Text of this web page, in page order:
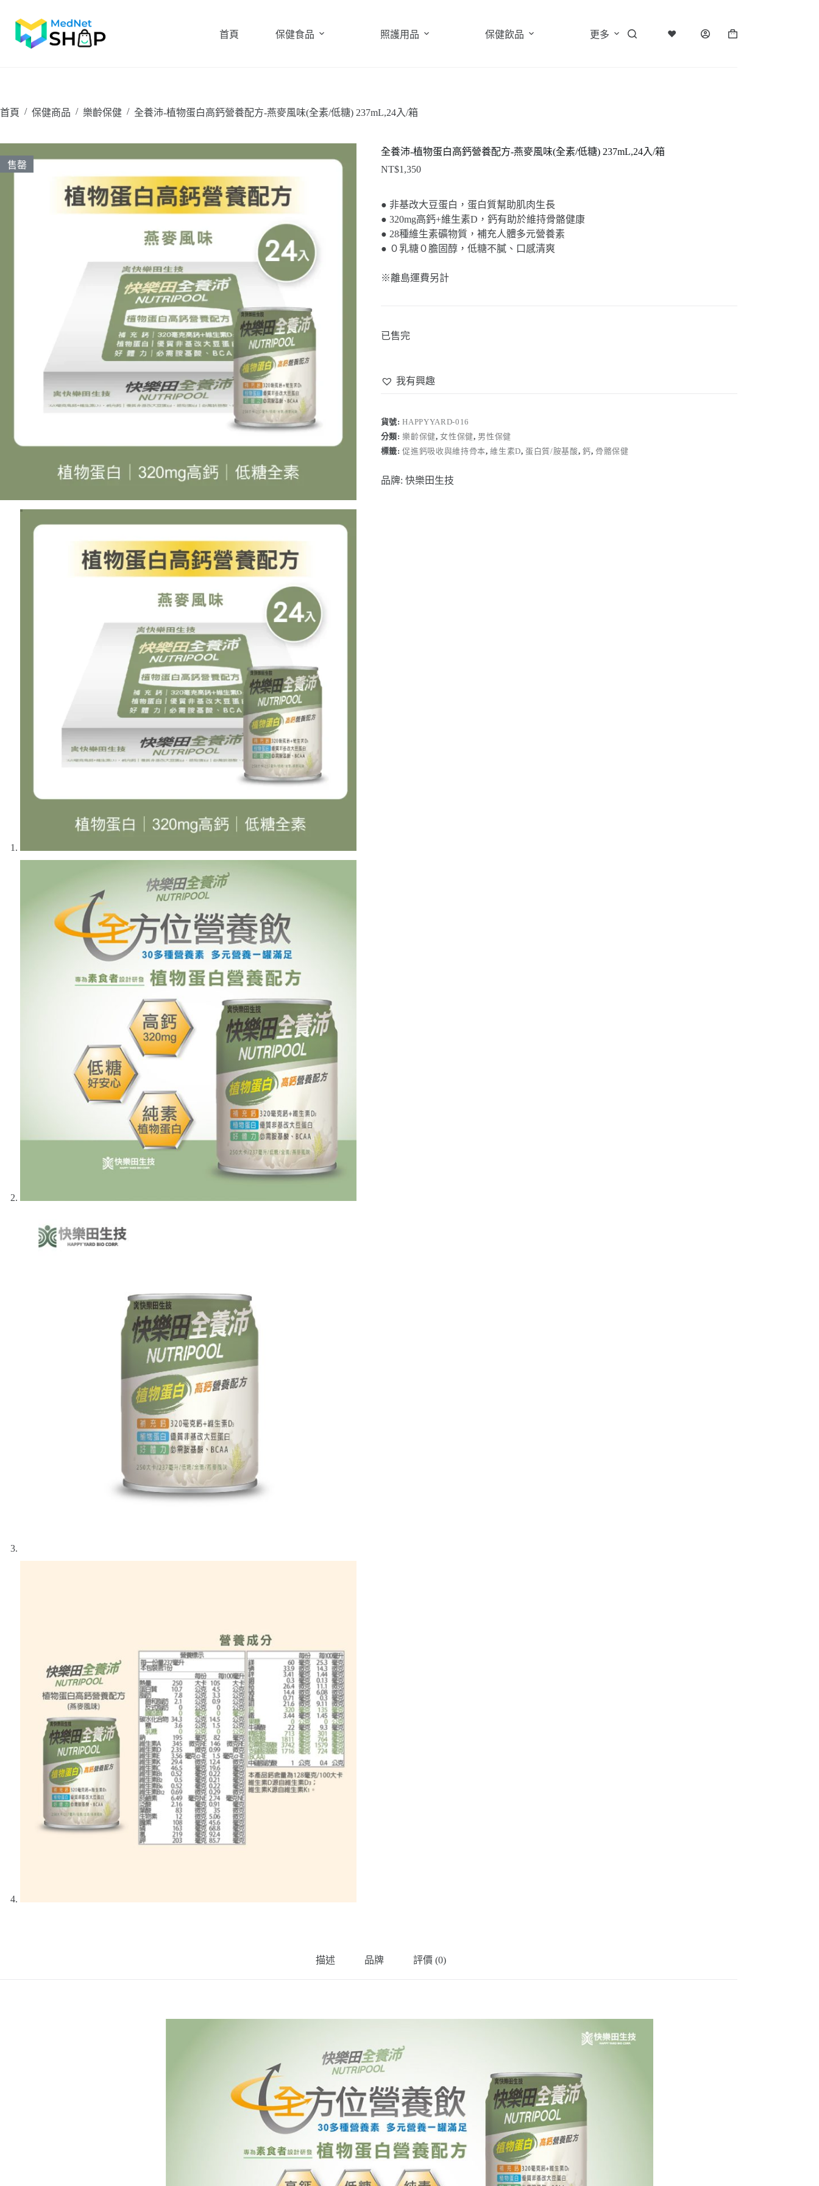
首頁 保健食品 照護用品 保健飲品 更多 ♥
購
首頁 / 保健商品 / 樂齡保健 / 全養沛-植物蛋白高鈣營養配方-燕麥風味(全素/低糖) 237mL,24入/箱
售罄
全養沛-植物蛋白高鈣營養配方-燕麥風味(全素/低糖) 237mL,24入/箱
NT$1,350
● 非基改大豆蛋白，蛋白質幫助肌肉生長
● 320mg高鈣+維生素D，鈣有助於維持骨骼健康
● 28種維生素礦物質，補充人體多元營養素
● ０乳糖０膽固醇，低糖不膩、口感清爽
※離島運費另計
已售完
我有興趣
貨號:HAPPYYARD-016
分類:樂齡保健,女性保健, 男性保健
標籤:促進鈣吸收與維持骨本,維生素D,蛋白質/胺基酸,鈣, 骨骼保健
品牌: 快樂田生技
描述 品牌 評價 (0)